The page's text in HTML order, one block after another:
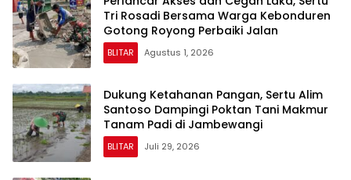
Tri Rosadi Bersama Warga Kebonduren
Gotong Royong Perbaiki Jalan
BLITAR Agustus 1, 2026
Dukung Ketahanan Pangan, Sertu Alim
Santoso Dampingi Poktan Tani Makmur
Tanam Padi di Jambewangi
BLITAR Juli 29, 2026